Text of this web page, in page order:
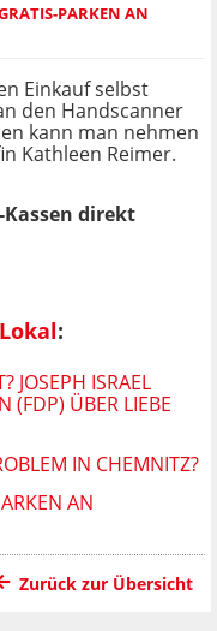
PARKEN AN
Einkauf selbst
den Handscanner
kann man nehmen
Kathleen Reimer.
direkt
:
JOSEPH ISRAEL
(FDP) ÜBER LIEBE
IN CHEMNITZ?
AN
Zurück zur Übersicht